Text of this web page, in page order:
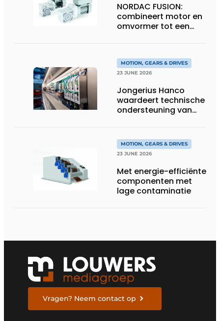
NORDAC FUSION:
combineert motor en
omvormer tot een
eenheid
MOTION, GEARS & DRIVES
23 JUNE 2026
Jongerius Hanco
waardeert technische
ondersteuning van
MOTION, GEARS & DRIVES
23 JUNE 2026
Met energie-efficiënte
componenten met
lage contaminatie
Vragen? Neem contact op